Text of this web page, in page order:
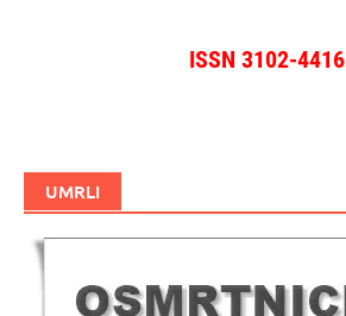
ISSN 3102-4416
UMRLI